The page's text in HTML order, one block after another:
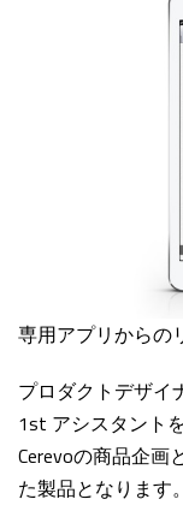
専用アプリからの
プロダクトデザイ
1st アシスタント
Cerevoの商品企画
た製品となります。